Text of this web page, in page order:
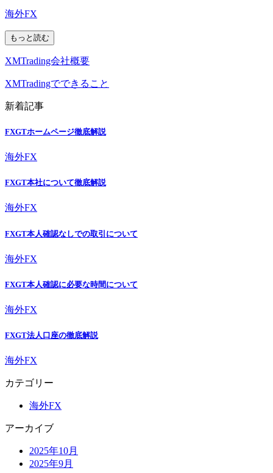
海外FX
もっと読む
XMTrading会社概要
XMTradingでできること
新着記事
FXGTホームページ徹底解説
海外FX
FXGT本社について徹底解説
海外FX
FXGT本人確認なしでの取引について
海外FX
FXGT本人確認に必要な時間について
海外FX
FXGT法人口座の徹底解説
海外FX
カテゴリー
海外FX
アーカイブ
2025年10月
2025年9月